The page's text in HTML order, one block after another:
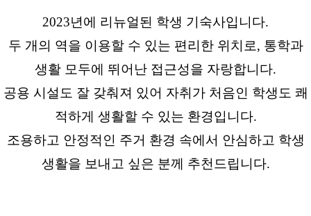
2023년에 리뉴얼된 학생 기숙사입니다.
두 개의 역을 이용할 수 있는 편리한 위치로, 통학과
생활 모두에 뛰어난 접근성을 자랑합니다.
공용 시설도 잘 갖춰져 있어 자취가 처음인 학생도 쾌
적하게 생활할 수 있는 환경입니다.
조용하고 안정적인 주거 환경 속에서 안심하고 학생
생활을 보내고 싶은 분께 추천드립니다.